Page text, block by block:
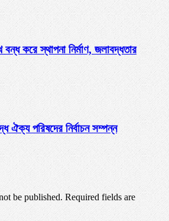
বন্ধ করে স্থাপনা নির্মাণ, জলাবদ্ধতার
ঐক্য পরিষদের নির্বাচন সম্পন্ন
be published. Required fields are